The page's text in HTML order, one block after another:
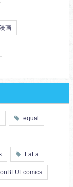
画
equal
LaLa
onBLUEcomics